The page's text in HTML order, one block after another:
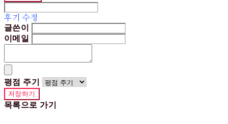
후기 수정
글쓴이
이메일
평점 주기
저장하기
목록으로 가기